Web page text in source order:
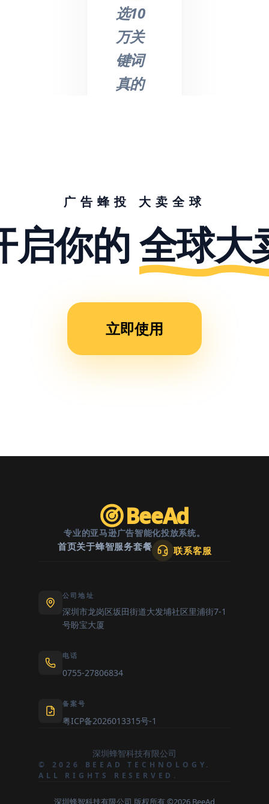
选10
万关
键词
真的
了我
们大
量的
运营
间，
现在
止一
广告蜂投 大卖全球
启你的全球大
立即使用
BeeAd
专业的亚马逊广告智能化投放系统。
首页关于蜂智服务套餐 联系客服
公司地址
深圳市龙岗区坂田街道大发埔社区里浦街7-1
号盼宝大厦
电话
0755-27806834
备案号
粤ICP备2026013315号-1
深圳蜂智科技有限公司
© 2026 BEEAD TECHNOLOGY.
ALL RIGHTS RESERVED.
深圳蜂智科技有限公司 版权所有 ©2026 BeeAd